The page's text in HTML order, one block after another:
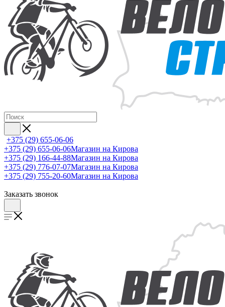
+375 (29) 655-06-06
+375 (29) 655-06-06Магазин на Кирова
+375 (29) 166-44-88Магазин на Кирова
+375 (29) 776-07-07Магазин на Кирова
+375 (29) 755-20-60Магазин на Кирова
Заказать звонок